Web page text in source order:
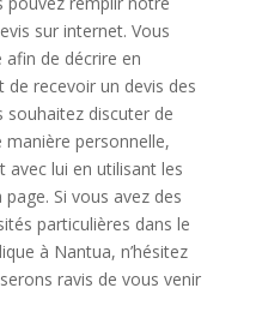
sur internet. Vous
de décrire en
recevoir un devis des
souhaitez discuter de
manière personnelle,
avec lui en utilisant les
Si vous avez des
particulières dans le
à Nantua, n’hésitez
ravis de vous venir